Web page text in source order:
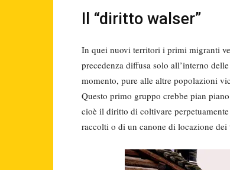
Il “diritto walser”
In quei nuovi territori i primi migranti
precedenza diffusa solo all’interno
momento, pure alle altre popolazioni
Questo primo gruppo crebbe pian
cioè il diritto di coltivare
raccolti o di un canone di locazione